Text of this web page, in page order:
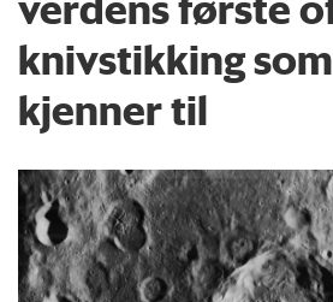
knivstikking
kjenner til